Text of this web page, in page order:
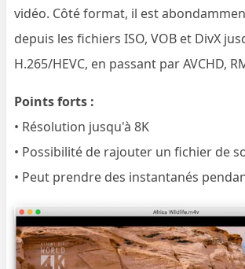
vidéo. Côté format, il est
depuis les fichiers ISO, VOB et DivX
H.265/HEVC, en passant par AVCHD,
Points forts :
• Résolution jusqu'à 8K
• Possibilité de rajouter un fichier de
• Peut prendre des instantanés